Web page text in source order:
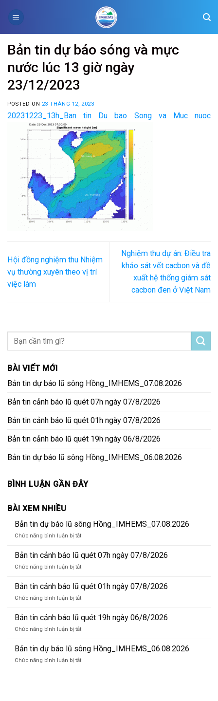
Bản tin dự báo sóng và mực
nước lúc 13 giờ ngày
23/12/2023
POSTED ON 23 THÁNG 12, 2023
20231223_13h_Ban tin Du bao Song va Muc nuoc
Hội đồng nghiệm thu Nhiệm
vụ thường xuyên theo vị trí
việc làm
Nghiệm thu dự án: Điều tra
khảo sát vết cacbon và đề
xuất hệ thống giám sát
cacbon đen ở Việt Nam
BÀI VIẾT MỚI
Bản tin dự báo lũ sông Hồng_IMHEMS_07.08.2026
Bản tin cảnh báo lũ quét 07h ngày 07/8/2026
Bản tin cảnh báo lũ quét 01h ngày 07/8/2026
Bản tin cảnh báo lũ quét 19h ngày 06/8/2026
Bản tin dự báo lũ sông Hồng_IMHEMS_06.08.2026
BÌNH LUẬN GẦN ĐÂY
BÀI XEM NHIỀU
Bản tin dự báo lũ sông Hồng_IMHEMS_07.08.2026
Chức năng bình luận bị tắtở
tin
dự
báo
sông
Hồng_IMHEMS_07.08.2026
Bản tin cảnh báo lũ quét 07h ngày 07/8/2026
Chức năng bình luận bị tắtở
tin
cảnh
báo
quét
07h
07/8/2026
Bản tin cảnh báo lũ quét 01h ngày 07/8/2026
Chức năng bình luận bị tắtở
tin
cảnh
báo
quét
01h
Bản tin cảnh báo lũ quét 19h ngày 06/8/2026
Chức năng bình luận bị tắtở
tin
cảnh
báo
Bản tin dự báo lũ sông Hồng_IMHEMS_06.08.2026
Chức năng bình luận bị tắtở